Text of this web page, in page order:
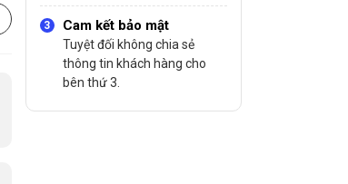
Cam kết bảo mật
Tuyệt đối không chia sẻ
thông tin khách hàng cho
bên thứ 3.